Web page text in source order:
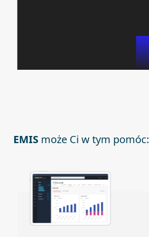
EMIS może Ci w tym pomóc: